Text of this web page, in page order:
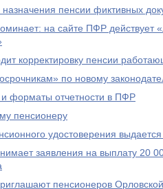
пенсии фиктивных
на сайте ПФР действует
корректировку пенсии
по новому
форматы отчетности в ПФР
пенсионеру
удостоверения выдается
заявления на выплату 20
пенсионеров Орловской